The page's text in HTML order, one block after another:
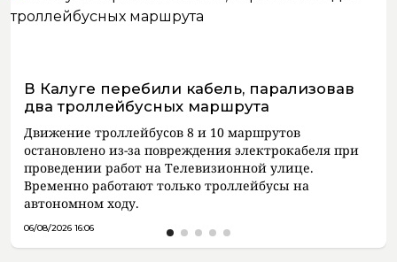
В Калуге перебили кабель, парализовав
два троллейбусных маршрута
Движение троллейбусов 8 и 10 маршрутов
остановлено из-за повреждения электрокабеля при
проведении работ на Телевизионной улице.
Временно работают только троллейбусы на
автономном ходу.
06/08/2026 16:06